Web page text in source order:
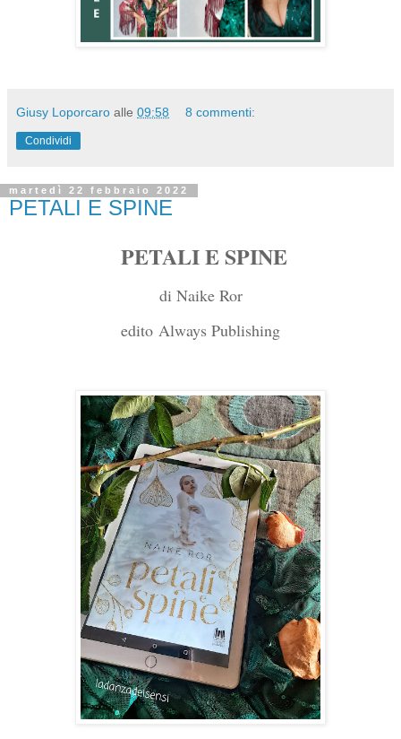
Giusy Loporcaro alle 09:58 8 commenti:
Condividi
martedì 22 febbraio 2022
PETALI E SPINE
PETALI E SPINE
di Naike Ror
edito Always Publishing